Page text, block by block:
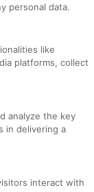
personal data.
like
platforms, collect
analyze the key
in delivering a
interact with